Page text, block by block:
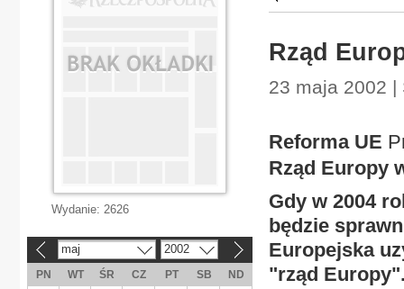
Rząd
23 maja 2002 |
Reforma UE
Rząd Europy
Gdy w 2004
będzie
Europejska
"rząd
Wydanie: 2626
maj 2002
PN WT ŚR CZ PT SB
ND